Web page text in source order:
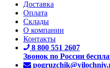
Доставка
Оплата
Склады
О компании
Контакты
8 800 551 2607
Звонок по России